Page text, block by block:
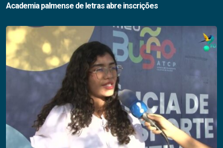
Academia palmense de letras abre inscrições